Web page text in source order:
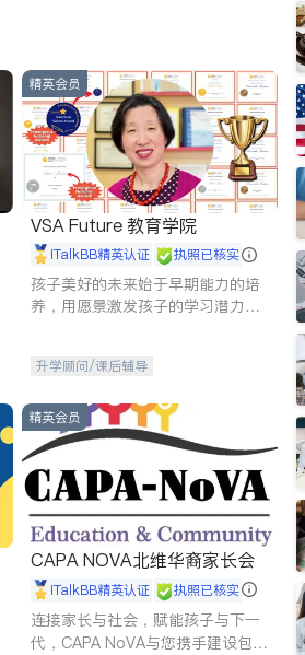
精英会员
VSA Future 教育学院
iTalkBB精英认证 执照已核实
孩子美好的未来始于早期能力的培
养，用愿景激发孩子的学习潜力和
升学顾问/课后辅导
精英会员
CAPA NOVA北维华裔家长会
iTalkBB精英认证 执照已核实
连接家长与社会，赋能孩子与下一
代，CAPA NoVA与您携手建设包